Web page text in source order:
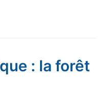
: la forêt